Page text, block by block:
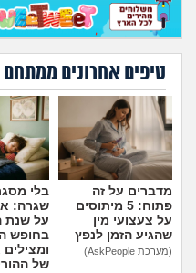
טיפים אחרונים
מדברים על זה
פתוח: 5 מיתוסים
על צעצועי מין
שהגיע הזמן לנפץ
(מערכת AskPeople)
בלי
שגרה:
על שנת
בחופש
של